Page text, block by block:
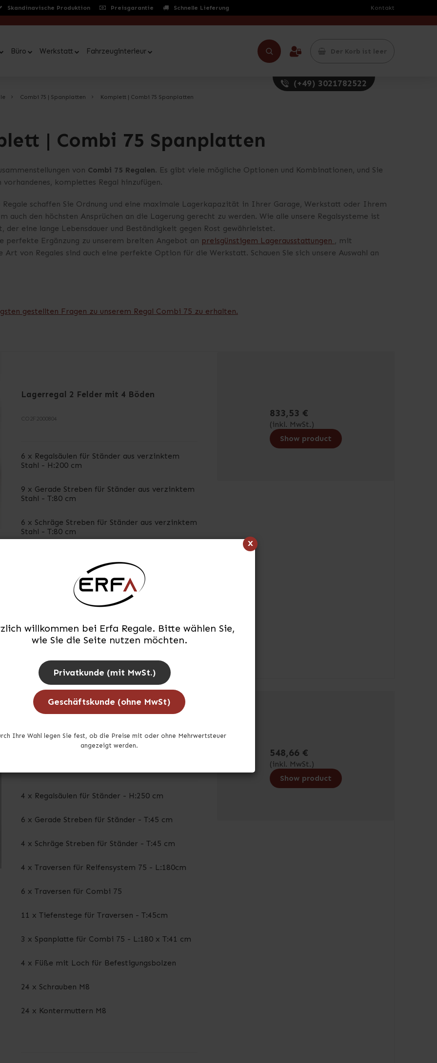
Skandinavische Produktion Preisgarantie Schnelle Lieferung Kontakt
Büro Werkstatt Fahrzeuginterieur Der Korb ist leer
(+49) 3021782522
x
willkommen bei Erfa Regale. Bitte wählen Sie,
wie Sie die Seite nutzen möchten.
Privatkunde (mit MwSt.)
Geschäftskunde (ohne MwSt)
Ihre Wahl legen Sie fest, ob die Preise mit oder ohne Mehrwertsteuer
angezeigt werden.
Combi 75 | Spanplatten Komplett | Combi 75 Spanplatten
| Combi 75 Spanplatten
von Combi 75 Regalen. Es gibt viele mögliche Optionen und Kombinationen, und Sie
komplettes Regal hinzufügen.
schaffen Sie Ordnung und eine maximale Lagerkapazität in Ihrer Garage, Werkstatt oder Ihrem
auch den höchsten Ansprüchen an die Lagerung gerecht zu werden. Wie alle unsere Regalsysteme ist
der eine lange Lebensdauer und Beständigkeit gegen Rost gewährleistet.
perfekte Ergänzung zu unserem breiten Angebot an preisgünstigem Lagerausstattungen , mit
von Regales sind auch eine perfekte Option für die Werkstatt. Schauen Sie sich unsere Auswahl an
gestellten Fragen zu unserem Regal Combi 75 zu erhalten.
Lagerregal 2 Felder mit 4 Böden
CO2F2000804
6 x Regalsäulen für Ständer aus verzinktem
Stahl - H:200 cm
9 x Gerade Streben für Ständer aus verzinktem
Stahl - T:80 cm
6 x Schräge Streben für Ständer aus verzinktem
Stahl - T:80 cm
8 x Spanplatten für Combi 75 - L:92 x T:80 cm
16 x Spanplattenunterstützung aus verzinktem
Auf Lager
833,53 €
(inkl. MwSt.)
Show product
Reifenlagerregal 1 Feld mit 5 Fachböden
und Spanplatte
4 x Regalsäulen für Ständer - H:250 cm
6 x Gerade Streben für Ständer - T:45 cm
4 x Schräge Streben für Ständer - T:45 cm
4 x Traversen für Reifensystem 75 - L:180cm
6 x Traversen für Combi 75
11 x Tiefenstege für Traversen - T:45cm
3 x Spanplatte für Combi 75 - L:180 x T:41 cm
4 x Füße mit Loch für Befestigungsbolzen
24 x Schrauben M8
24 x Kontermuttern M8
548,66 €
(inkl. MwSt.)
Show product